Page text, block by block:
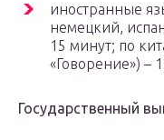
иностранные
немецкий,
15 минут; по
«Говорение») –
Государственный